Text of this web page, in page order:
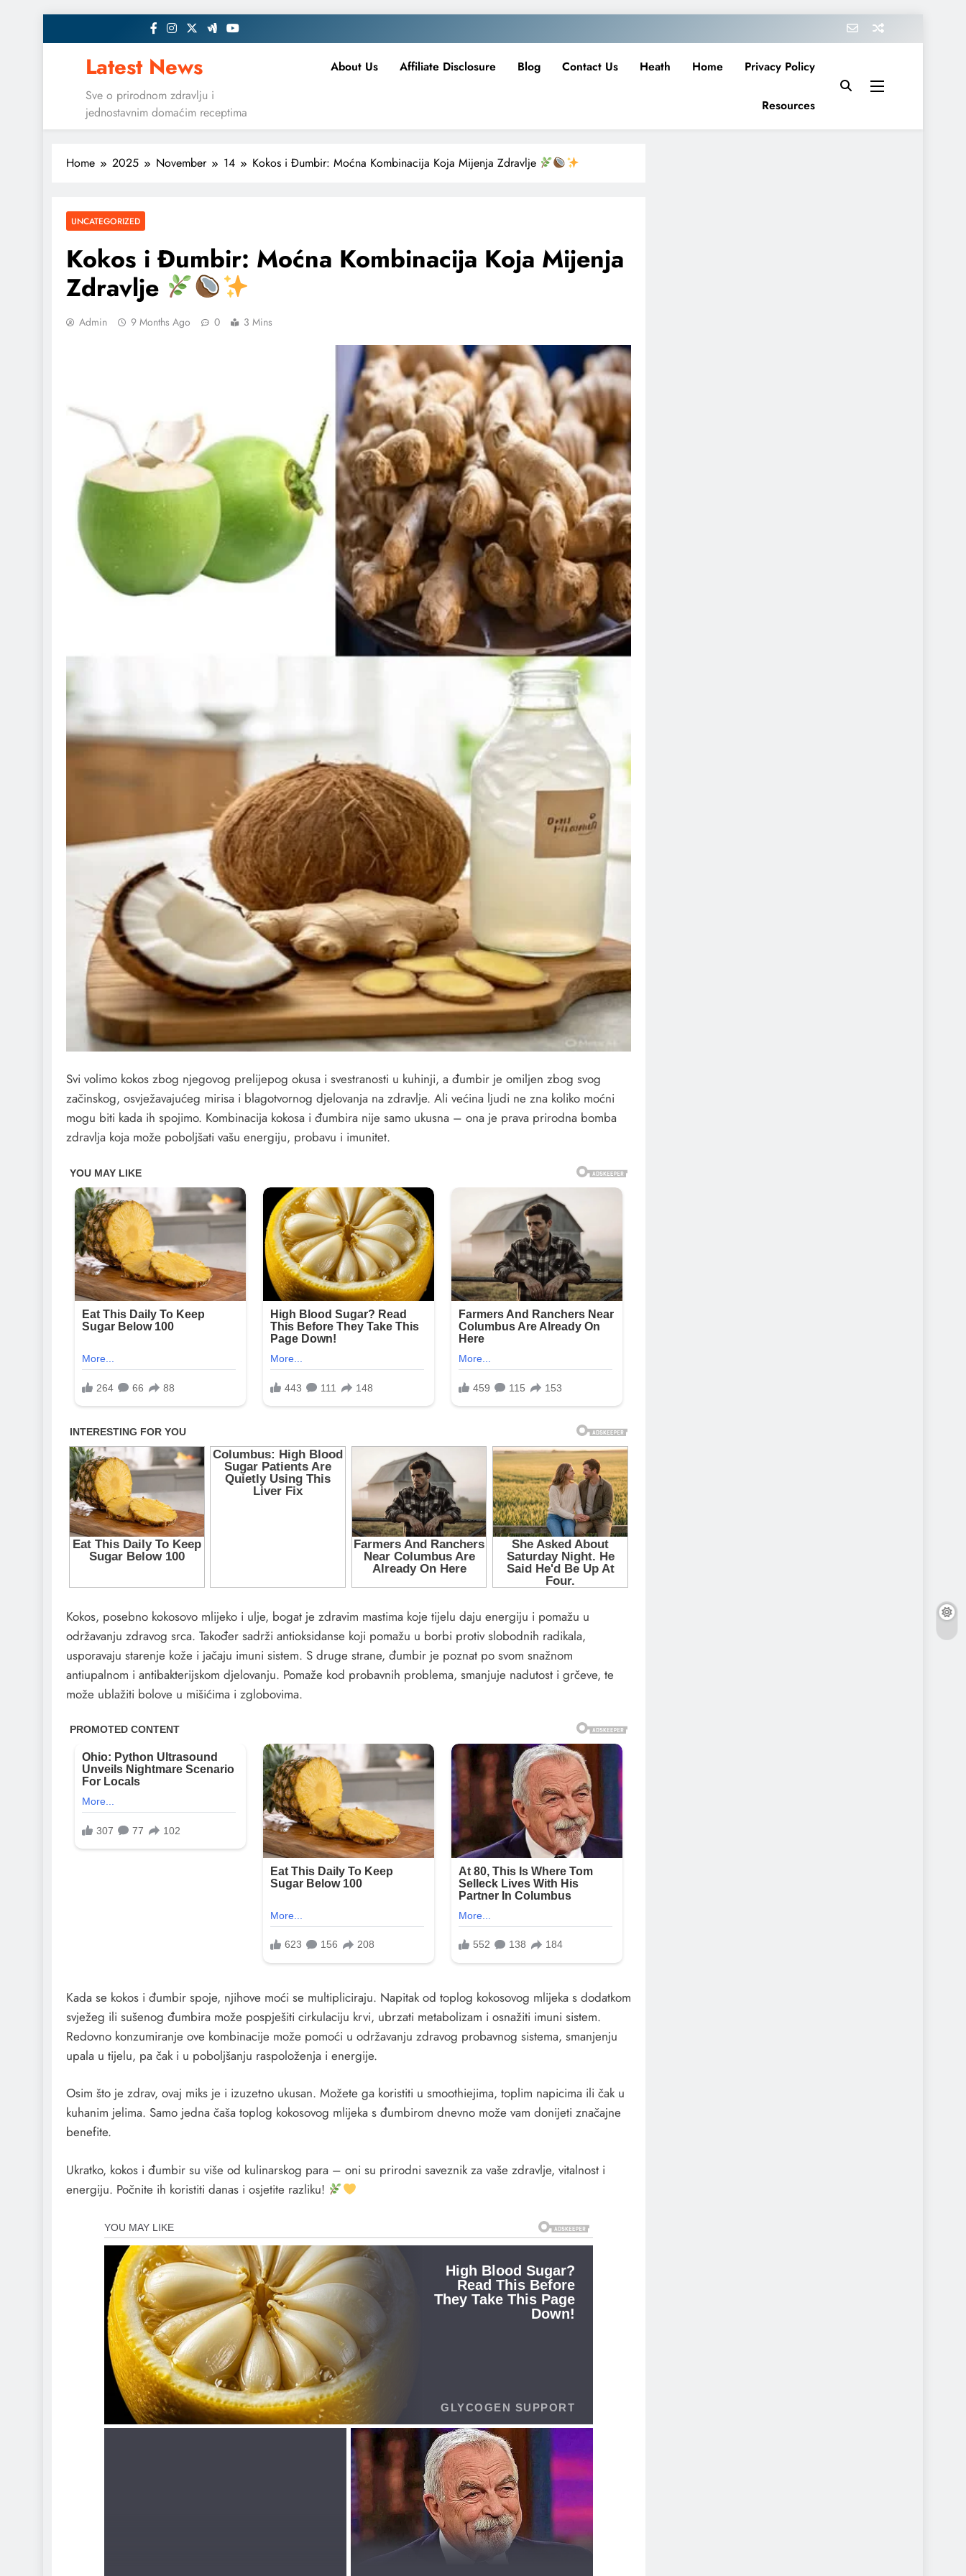
to
Latest News
Sve o prirodnom zdravlju i
jednostavnim domaćim receptima
About Us Affiliate Disclosure Blog Contact Us Heath Home Privacy Policy
Resources
Home 2025 November 14 Kokos i Đumbir: Moćna Kombinacija Koja Mijenja Zdravlje
UNCATEGORIZED
Kokos i Đumbir: Moćna Kombinacija Koja Mijenja
Zdravlje
Admin 9 Months Ago 0 3 Mins
Svi volimo kokos zbog njegovog prelijepog okusa i svestranosti u kuhinji, a đumbir je omiljen zbog svog
začinskog, osvježavajućeg mirisa i blagotvornog djelovanja na zdravlje. Ali većina ljudi ne zna koliko moćni
mogu biti kada ih spojimo. Kombinacija kokosa i đumbira nije samo ukusna – ona je prava prirodna bomba
zdravlja koja može poboljšati vašu energiju, probavu i imunitet.
Kokos, posebno kokosovo mlijeko i ulje, bogat je zdravim mastima koje tijelu daju energiju i pomažu u
održavanju zdravog srca. Također sadrži antioksidanse koji pomažu u borbi protiv slobodnih radikala,
usporavaju starenje kože i jačaju imuni sistem. S druge strane, đumbir je poznat po svom snažnom
antiupalnom i antibakterijskom djelovanju. Pomaže kod probavnih problema, smanjuje nadutost i grčeve, te
može ublažiti bolove u mišićima i zglobovima.
Kada se kokos i đumbir spoje, njihove moći se multipliciraju. Napitak od toplog kokosovog mlijeka s dodatkom
svježeg ili sušenog đumbira može pospješiti cirkulaciju krvi, ubrzati metabolizam i osnažiti imuni sistem.
Redovno konzumiranje ove kombinacije može pomoći u održavanju zdravog probavnog sistema, smanjenju
upala u tijelu, pa čak i u poboljšanju raspoloženja i energije.
Osim što je zdrav, ovaj miks je i izuzetno ukusan. Možete ga koristiti u smoothiejima, toplim napicima ili čak u
kuhanim jelima. Samo jedna čaša toplog kokosovog mlijeka s đumbirom dnevno može vam donijeti značajne
benefite.
Ukratko, kokos i đumbir su više od kulinarskog para – oni su prirodni saveznik za vaše zdravlje, vitalnost i
energiju. Počnite ih koristiti danas i osjetite razliku!